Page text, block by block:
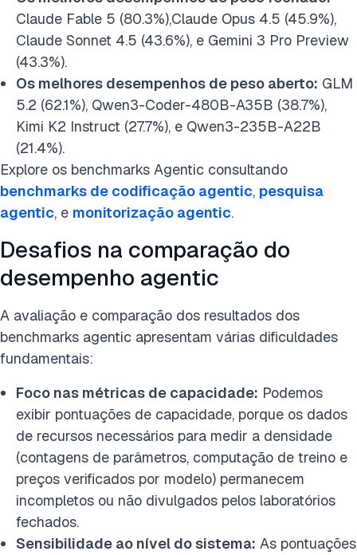
Claude Fable 5 (80.3%),Claude Opus 4.5 (45.9%),
Claude Sonnet 4.5 (43.6%), e Gemini 3 Pro Preview
(43.3%).
Os melhores desempenhos de peso aberto: GLM
5.2 (62.1%), Qwen3-Coder-480B-A35B (38.7%),
Kimi K2 Instruct (27.7%), e Qwen3-235B-A22B
(21.4%).
Explore os benchmarks Agentic consultando
benchmarks de codificação agentic, pesquisa
agentic, e monitorização agentic.
Desafios na comparação do
desempenho agentic
A avaliação e comparação dos resultados dos
benchmarks agentic apresentam várias dificuldades
fundamentais:
Foco nas métricas de capacidade: Podemos
exibir pontuações de capacidade, porque os dados
de recursos necessários para medir a densidade
(contagens de parâmetros, computação de treino e
preços verificados por modelo) permanecem
incompletos ou não divulgados pelos laboratórios
fechados.
Sensibilidade ao nível do sistema: As pontuações